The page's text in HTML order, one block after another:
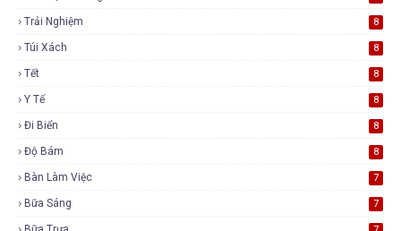
Trải Nghiệm 8
Túi Xách 8
Tết 8
Y Tế 8
Đi Biển 8
Độ Bám 8
Bàn Làm Việc 7
Bữa Sáng 7